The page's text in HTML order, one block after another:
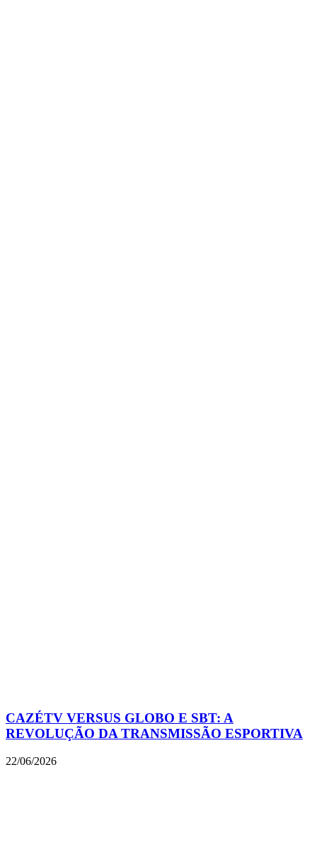
CAZÉTV VERSUS GLOBO E SBT: A
REVOLUÇÃO DA TRANSMISSÃO ESPORTIVA
22/06/2026